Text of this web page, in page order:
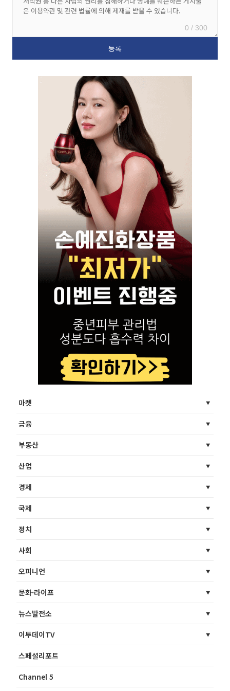
0 / 300
마켓
금융
부동산
산업
경제
국제
정치
사회
오피니언
문화·라이프
뉴스발전소
이투데이TV
스페셜리포트
Channel 5